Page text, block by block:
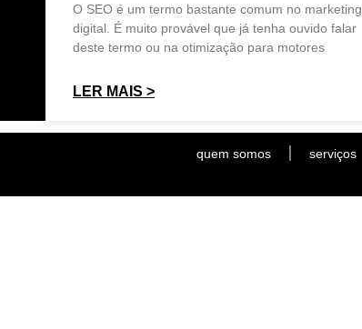
O SEO é um termo bastante comum no marketing
digital. É muito provável que já tenha ouvido falar
deste termo ou na otimização para motores
LER MAIS >
quem somos serviços